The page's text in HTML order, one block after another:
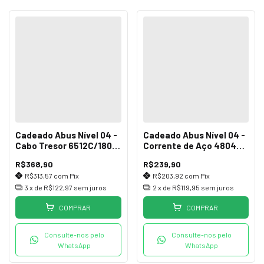
Cadeado Abus Nível 04 -
Cabo Tresor 6512C/180
R$368,90
R$313,57 com Pix
3 x de R$122,97 sem juros
COMPRAR
Consulte-nos pelo
WhatsApp
Cadeado Abus Nível 04 -
Corrente de Aço 4804K X
R$239,90
R$203,92 com Pix
2 x de R$119,95 sem juros
COMPRAR
Consulte-nos pelo
WhatsApp